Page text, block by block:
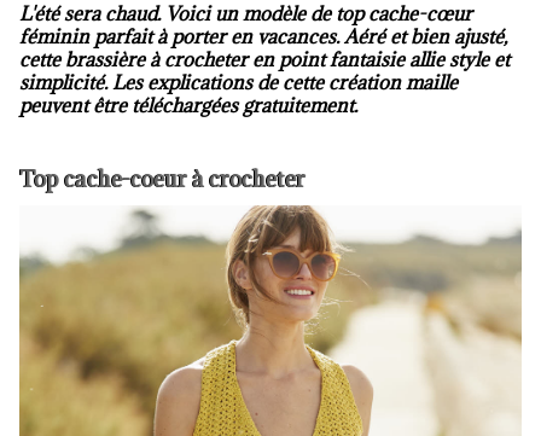
L'été sera chaud. Voici un modèle de top cache-cœur
féminin parfait à porter en vacances. Aéré et bien ajusté,
cette brassière à crocheter en point fantaisie allie style et
simplicité. Les explications de cette création maille
peuvent être téléchargées gratuitement.
Top cache-coeur à crocheter